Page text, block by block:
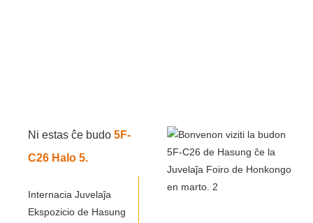
Ni estas ĉe budo 5F-
C26 Halo 5.
Internacia Juvelaĵa
Ekspozicio de Hasung